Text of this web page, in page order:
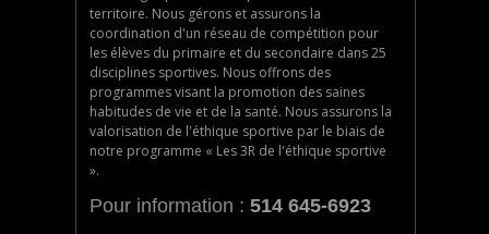
territoire. Nous gérons et assurons la
coordination d'un réseau de compétition pour
les élèves du primaire et du secondaire dans 25
disciplines sportives. Nous offrons des
programmes visant la promotion des saines
habitudes de vie et de la santé. Nous assurons la
valorisation de l'éthique sportive par le biais de
notre programme « Les 3R de l'éthique sportive
».
Pour information : 514 645-6923